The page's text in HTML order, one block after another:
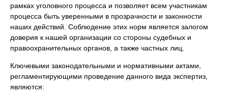
рамках уголовного процесса и позволяет всем участникам
процесса быть уверенными в прозрачности и законности
наших действий. Соблюдение этих норм является залогом
доверия к нашей организации со стороны судебных и
правоохранительных органов, а также частных лиц.
Ключевыми законодательными и нормативными актами,
регламентирующими проведение данного вида экспертиз,
являются: